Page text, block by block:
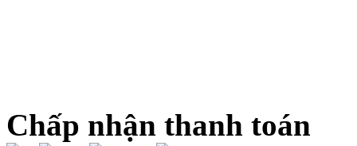
Chấp nhận thanh toán